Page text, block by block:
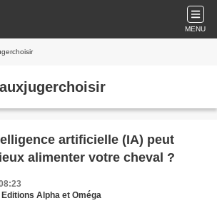
MENU
artificielle (IA) peut
alimenter votre cheval ?
Alpha et Oméga